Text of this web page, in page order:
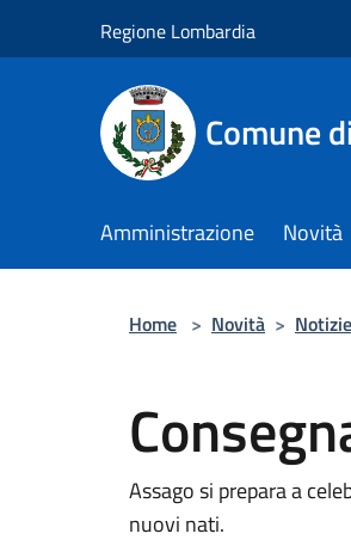
Regione Lombardia
Comune
Amministrazione Novità
Home > Novità > Notizie
Assago si prepara a
nuovi nati.